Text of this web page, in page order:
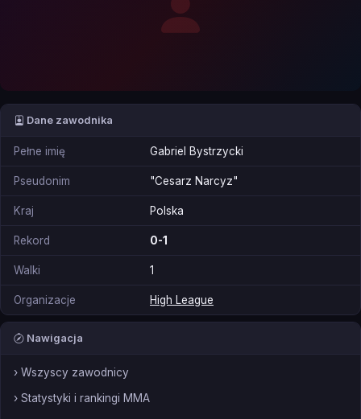
Dane zawodnika
Pełne imię Gabriel Bystrzycki
Pseudonim "Cesarz Narcyz"
Kraj Polska
Rekord 0-1
Walki 1
Organizacje High League
Nawigacja
› Wszyscy zawodnicy
› Statystyki i rankingi MMA